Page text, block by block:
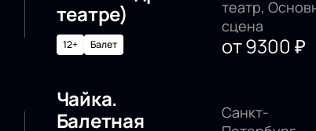
театре)
12+ Балет
театр,
сцена
от9300 ₽
Чайка.
Балетная
Санкт-